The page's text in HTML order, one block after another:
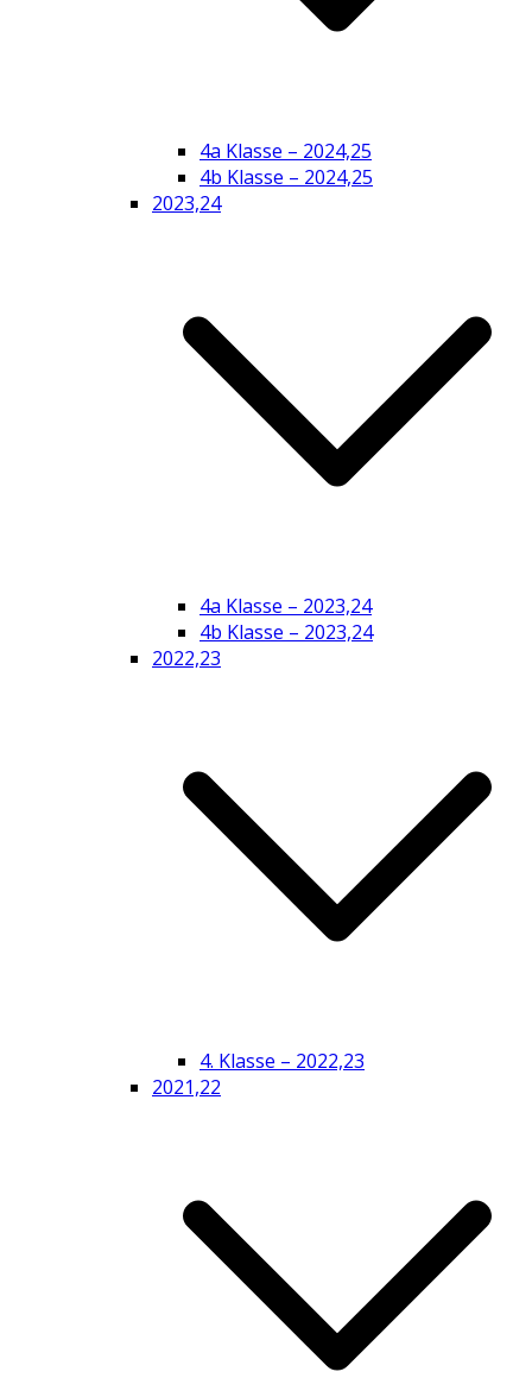
4a Klasse – 2024,25
4b Klasse – 2024,25
2023,24
4a Klasse – 2023,24
4b Klasse – 2023,24
2022,23
4. Klasse – 2022,23
2021,22